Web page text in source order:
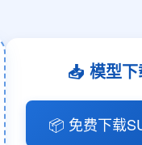
📥 模型
📦 免费下载